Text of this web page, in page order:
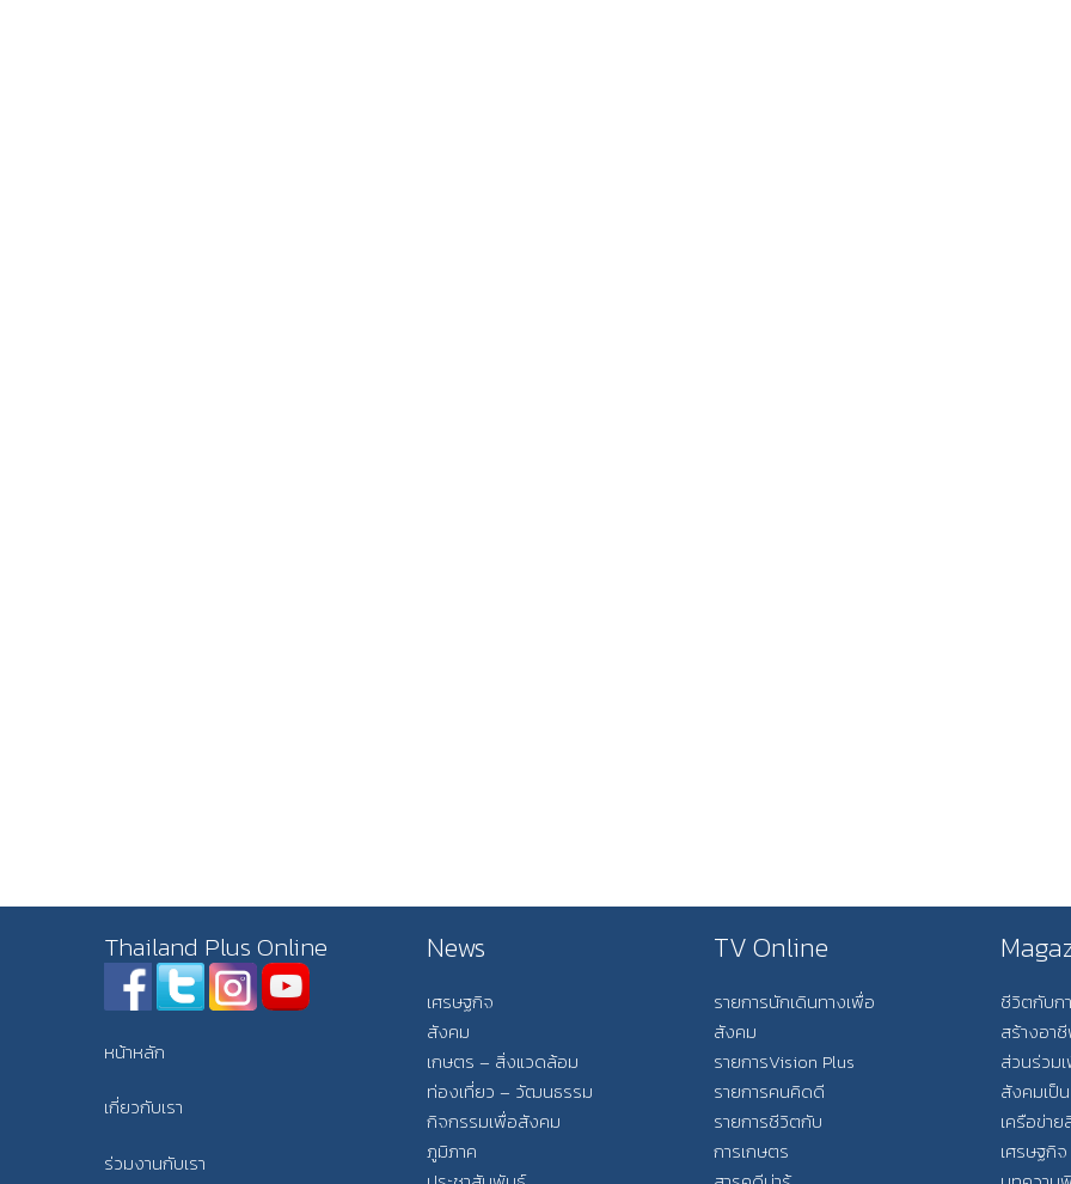
Thailand Plus Online
หน้าหลัก
เกี่ยวกับเรา
ร่วมงานกับเรา
News
เศรษฐกิจ
สังคม
เกษตร – สิ่งแวดล้อม
ท่องเที่ยว – วัฒนธรรม
กิจกรรมเพื่อสังคม
ภูมิภาค
TV Online
รายการนักเดินทางเพื่อ
สังคม
รายการVision Plus
รายการคนคิดดี
รายการชีวิตกับ
การเกษตร
ชีวิตกับก
สร้างอา
ส่วนร่วม
สังคมเป็
เครือข่าย
เศรษฐกิ